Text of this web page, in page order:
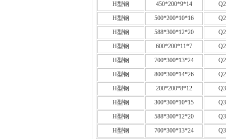
H型钢
450*200*9*14
H型钢
500*200*10*16
H型钢
588*300*12*20
H型钢
600*200*11*7
H型钢
700*300*13*24
H型钢
800*300*14*26
H型钢
200*200*8*12
H型钢
300*300*10*15
H型钢
588*300*12*20
H型钢
700*300*13*24